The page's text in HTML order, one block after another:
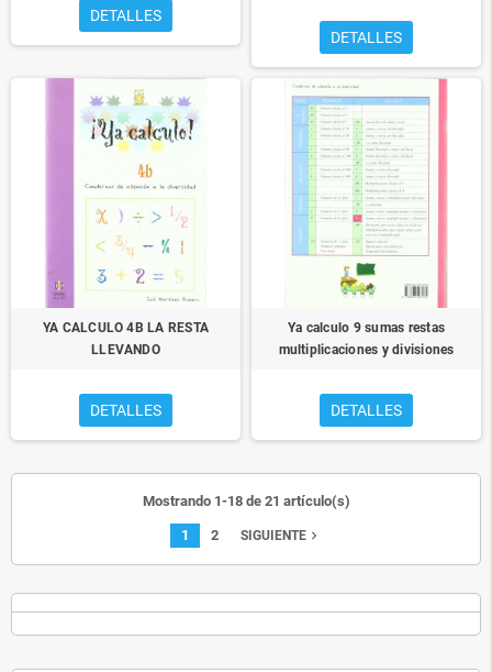
DETALLES
DETALLES
YA CALCULO 4B LA RESTA
LLEVANDO
DETALLES
Ya calculo 9 sumas restas
multiplicaciones y divisiones
DETALLES
Mostrando 1-18 de 21 artículo(s)
1 2 SIGUIENTE navigate_next